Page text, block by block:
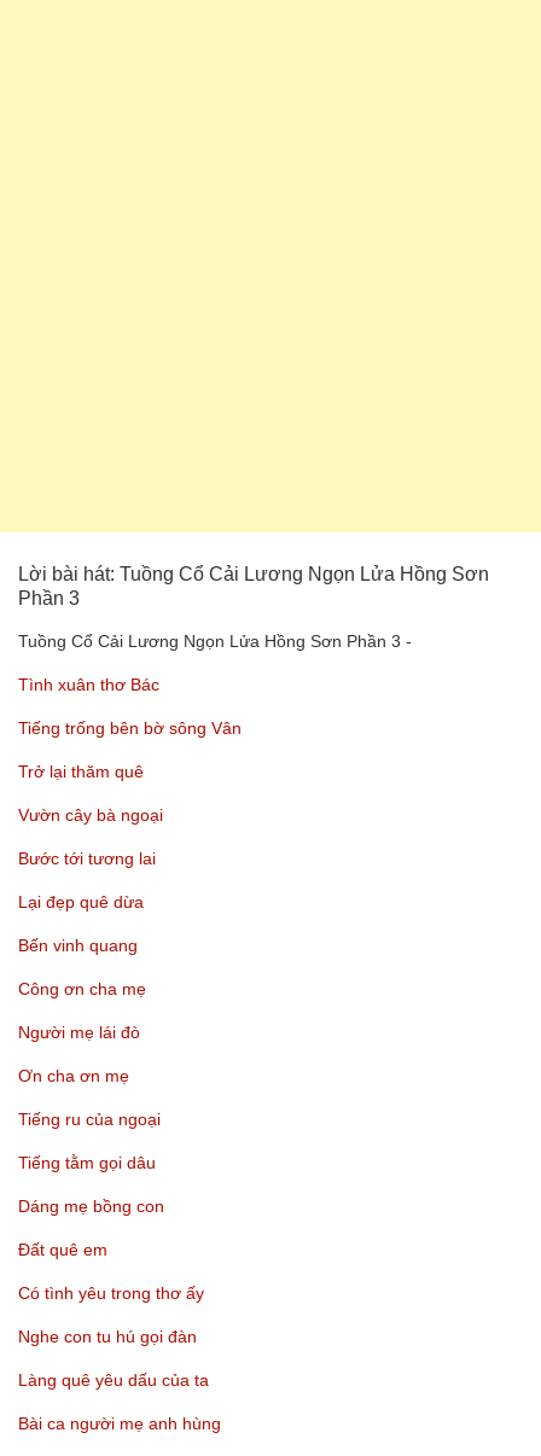
Lời bài hát: Tuồng Cổ Cải Lương Ngọn Lửa Hồng Sơn
Phần 3
Tuồng Cổ Cải Lương Ngọn Lửa Hồng Sơn Phần 3 -
Tình xuân thơ Bác
Tiếng trống bên bờ sông Vân
Trở lại thăm quê
Vườn cây bà ngoại
Bước tới tương lai
Lại đẹp quê dừa
Bến vinh quang
Công ơn cha mẹ
Người mẹ lái đò
Ơn cha ơn mẹ
Tiếng ru của ngoại
Tiếng tằm gọi dâu
Dáng mẹ bồng con
Đất quê em
Có tình yêu trong thơ ấy
Nghe con tu hú gọi đàn
Làng quê yêu dấu của ta
Bài ca người mẹ anh hùng